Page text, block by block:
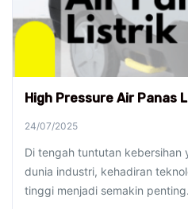
High Pressure Air Panas
24/07/2025
Di tengah tuntutan kebersihan
dunia industri, kehadiran
tinggi menjadi semakin